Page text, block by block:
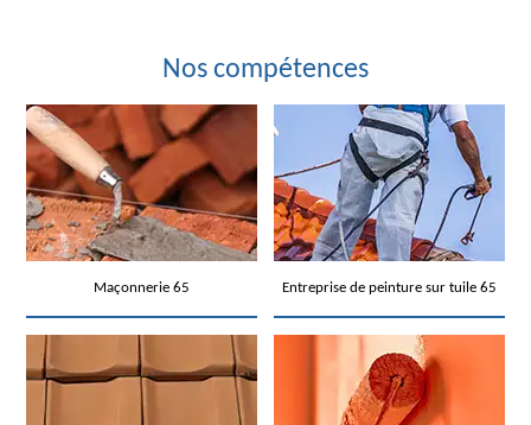
Nos compétences
Maçonnerie 65 Entreprise de peinture sur tuile 65